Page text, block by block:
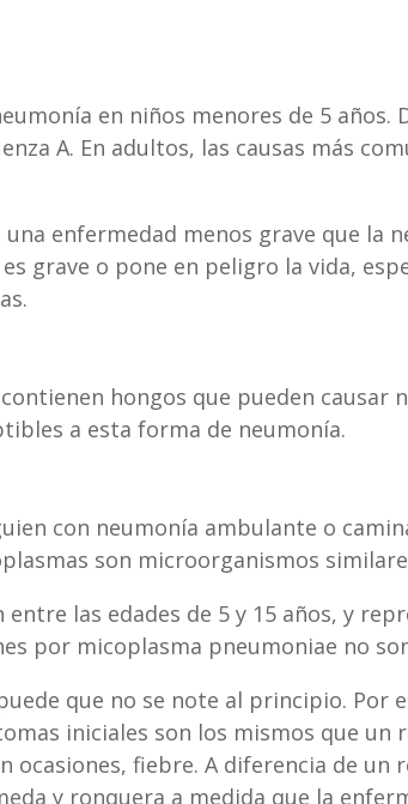
en niños menores de 5
A. En adultos, las causas más
enfermedad menos grave que la
grave o pone en peligro la vida,
hongos que pueden causar
a esta forma de neumonía.
con neumonía ambulante o
son microorganismos
las edades de 5 y 15 años, y
por micoplasma pneumoniae no
que no se note al principio. Por
iniciales son los mismos que un
ocasiones, fiebre. A diferencia de
y ronquera a medida que la